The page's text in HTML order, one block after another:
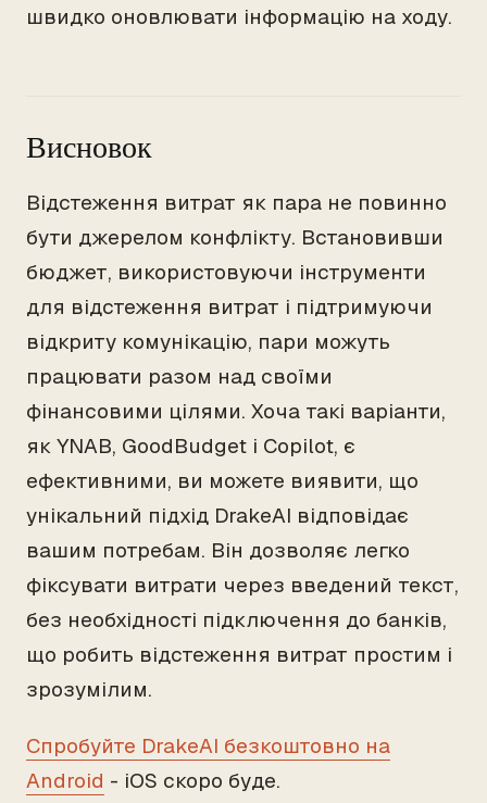
швидко оновлювати інформацію на ходу.
Висновок
Відстеження витрат як пара не повинно
бути джерелом конфлікту. Встановивши
бюджет, використовуючи інструменти
для відстеження витрат і підтримуючи
відкриту комунікацію, пари можуть
працювати разом над своїми
фінансовими цілями. Хоча такі варіанти,
як YNAB, GoodBudget і Copilot, є
ефективними, ви можете виявити, що
унікальний підхід DrakeAI відповідає
вашим потребам. Він дозволяє легко
фіксувати витрати через введений текст,
без необхідності підключення до банків,
що робить відстеження витрат простим і
зрозумілим.
Спробуйте DrakeAI безкоштовно на
Android - iOS скоро буде.